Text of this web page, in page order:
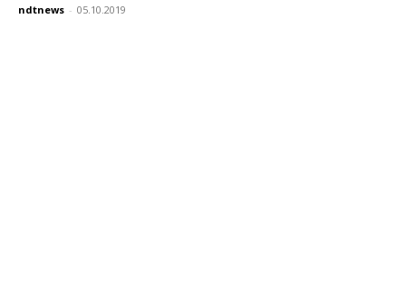
ndtnews - 05.10.2019